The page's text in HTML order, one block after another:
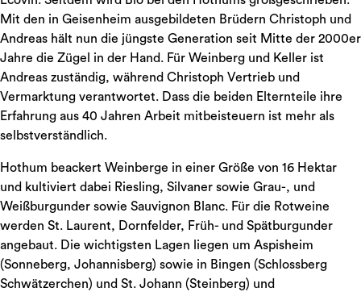
Mit den in Geisenheim ausgebildeten Brüdern Christoph und
Andreas hält nun die jüngste Generation seit Mitte der 2000er
Jahre die Zügel in der Hand. Für Weinberg und Keller ist
Andreas zuständig, während Christoph Vertrieb und
Vermarktung verantwortet. Dass die beiden Elternteile ihre
Erfahrung aus 40 Jahren Arbeit mitbeisteuern ist mehr als
selbstverständlich.
Hothum beackert Weinberge in einer Größe von 16 Hektar
und kultiviert dabei Riesling, Silvaner sowie Grau-, und
Weißburgunder sowie Sauvignon Blanc. Für die Rotweine
werden St. Laurent, Dornfelder, Früh- und Spätburgunder
angebaut. Die wichtigsten Lagen liegen um Aspisheim
(Sonneberg, Johannisberg) sowie in Bingen (Schlossberg
Schwätzerchen) und St. Johann (Steinberg) und